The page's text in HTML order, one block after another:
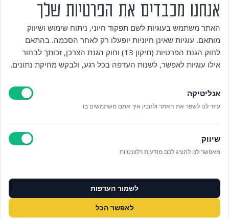
לפרטים נוספים בטלפון/הודעה
073‭-‬3808880
אזור אישי
מדיניות פרטיות
הצהרת נגישות
ניהול עוגיות
אנחנו מכבדים את הפרטיות שלך
האתר משתמש בעוגיות לשם תפקוד חיוני, ניתוח שימוש ושיווק
מותאם. עוגיות שאינן חיוניות יופעלו רק לאחר הסכמה. בהתאם
לחוק הגנת הפרטיות (תיקון 13) וחוק הגנת הצרכן, זכותך לבחור
אילו עוגיות לאפשר, לשנות העדפה בכל רגע, ולבקש מחיקת נתונים.
אנליטיקה
עוזר לנו לשפר את האתר ולהבין איך אתם משתמשים בו
שיווק
מאפשר לנו להציג לכם מודעות רלוונטיות
לשמור העדפות
לאפשר הכל